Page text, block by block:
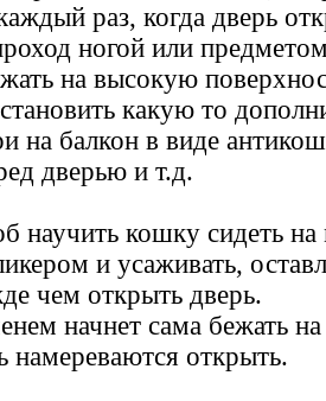
раз, когда дверь
ногой или
на высокую
какую то
на балкон в виде
дверью и т.д.
научить кошку сидеть
и усаживать,
чем открыть дверь.
начнет сама бежать на
намереваются открыть.